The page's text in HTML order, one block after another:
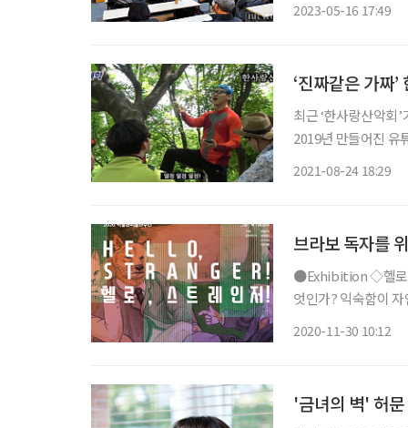
2023-05-16 17:49
‘진짜같은 가짜
최근 ‘한사랑산악회
2019년 만들어진 유
2021-08-24 18:29
브라보 독자를
●Exhibition ◇헬로, 스트레인저! 일정 12월 19일까지 장소 하자센터 ‘낯설다’는 감각은 무
엇인가? 익숙함이
2020-11-30 10:12
'금녀의 벽' 허